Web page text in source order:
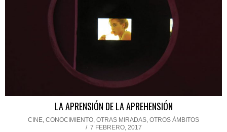
LA APRENSIÓN DE LA APREHENSIÓN
CINE, CONOCIMIENTO, OTRAS MIRADAS, OTROS ÁMBITOS
/ 7 FEBRERO, 2017